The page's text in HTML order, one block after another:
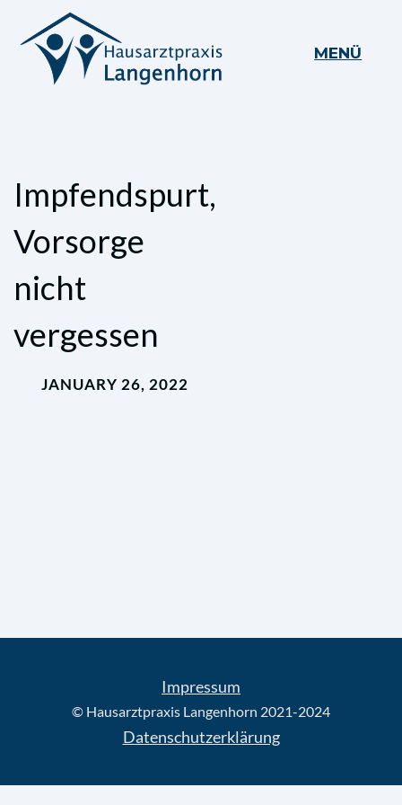
MENÜ
Impfendspurt,
Vorsorge
nicht
vergessen
JANUARY 26, 2022
Impressum
© Hausarztpraxis Langenhorn 2021-2024
Datenschutzerklärung